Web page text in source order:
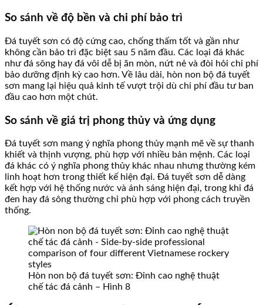
So sánh về độ bền và chi phí bảo trì
Đá tuyết sơn có độ cứng cao, chống thấm tốt và gần như
không cần bảo trì đặc biệt sau 5 năm đầu. Các loại đá khác
như đá sông hay đá vôi dễ bị ăn mòn, nứt nẻ và đòi hỏi chi phí
bảo dưỡng định kỳ cao hơn. Về lâu dài, hòn non bộ đá tuyết
sơn mang lại hiệu quả kinh tế vượt trội dù chi phí đầu tư ban
đầu cao hơn một chút.
So sánh về giá trị phong thủy và ứng dụng
Đá tuyết sơn mang ý nghĩa phong thủy mạnh mẽ về sự thanh
khiết và thịnh vượng, phù hợp với nhiều bản mệnh. Các loại
đá khác có ý nghĩa phong thủy khác nhau nhưng thường kém
linh hoạt hơn trong thiết kế hiện đại. Đá tuyết sơn dễ dàng
kết hợp với hệ thống nước và ánh sáng hiện đại, trong khi đá
đen hay đá sông thường chỉ phù hợp với phong cách truyền
thống.
Hòn non bộ đá tuyết sơn: Đỉnh cao nghệ thuật
chế tác đá cảnh – Hình 8